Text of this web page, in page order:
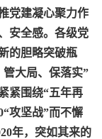
党建凝心聚力作
安全感。各级党
的胆略突破瓶
大局、保落实”
紧围绕“五年再
攻坚战”而不懈
年，突如其来的